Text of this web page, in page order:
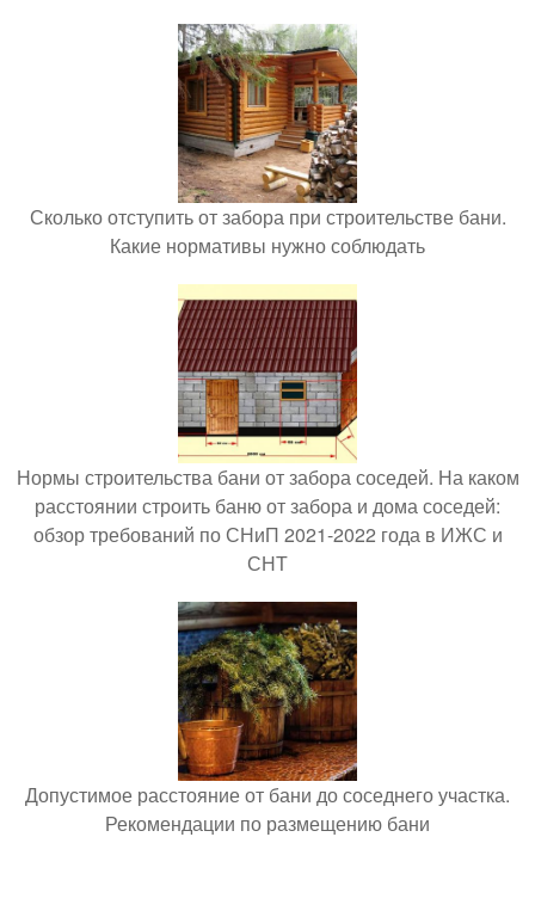
Сколько отступить от забора при строительстве бани.
Какие нормативы нужно соблюдать
Нормы строительства бани от забора соседей. На каком
расстоянии строить баню от забора и дома соседей:
обзор требований по СНиП 2021-2022 года в ИЖС и
СНТ
Допустимое расстояние от бани до соседнего участка.
Рекомендации по размещению бани